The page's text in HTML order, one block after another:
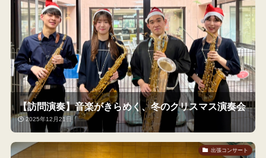
【訪問演奏】音楽がきらめく、冬のクリスマス演奏会
2025年12月21日
出張コンサート